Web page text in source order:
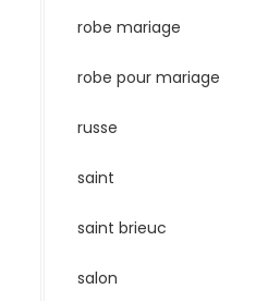
robe mariage
robe pour mariage
russe
saint
saint brieuc
salon